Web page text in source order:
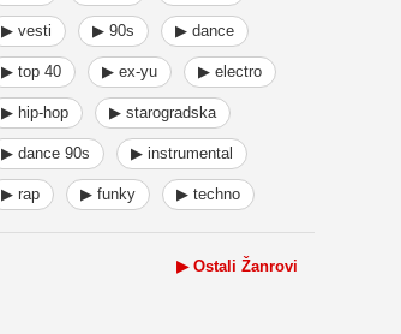
▶ vesti ▶ 90s ▶ dance
▶ top 40 ▶ ex-yu ▶ electro
▶ hip-hop ▶ starogradska
▶ dance 90s ▶ instrumental
▶ rap ▶ funky ▶ techno
▶ Ostali Žanrovi